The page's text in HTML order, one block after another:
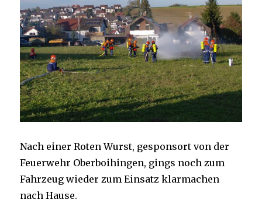
Nach einer Roten Wurst, gesponsort von der
Feuerwehr Oberboihingen, gings noch zum
Fahrzeug wieder zum Einsatz klarmachen
nach Hause.